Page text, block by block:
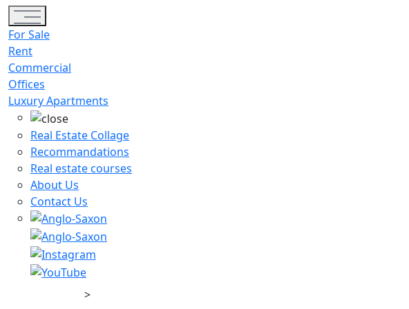
Toggle navigation
For Sale
Rent
Commercial
Offices
Luxury Apartments
Real Estate Collage
Recommandations
Real estate courses
About Us
Contact Us
>